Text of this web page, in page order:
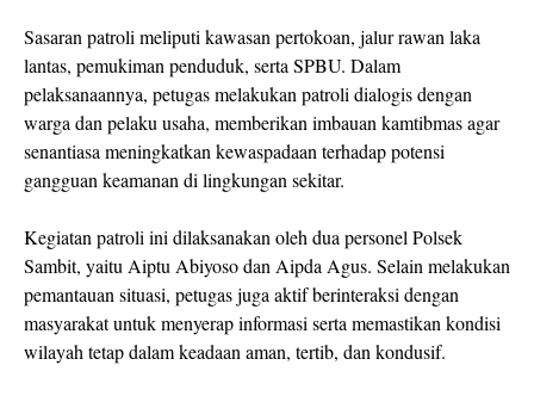
Sasaran patroli meliputi kawasan pertokoan, jalur rawan laka
lantas, pemukiman penduduk, serta SPBU. Dalam
pelaksanaannya, petugas melakukan patroli dialogis dengan
warga dan pelaku usaha, memberikan imbauan kamtibmas agar
senantiasa meningkatkan kewaspadaan terhadap potensi
gangguan keamanan di lingkungan sekitar.
Kegiatan patroli ini dilaksanakan oleh dua personel Polsek
Sambit, yaitu Aiptu Abiyoso dan Aipda Agus. Selain melakukan
pemantauan situasi, petugas juga aktif berinteraksi dengan
masyarakat untuk menyerap informasi serta memastikan kondisi
wilayah tetap dalam keadaan aman, tertib, dan kondusif.